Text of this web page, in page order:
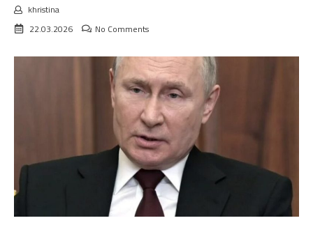
khristina
22.03.2026
No Comments